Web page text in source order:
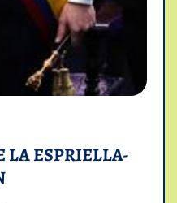
ESPRIELLA-